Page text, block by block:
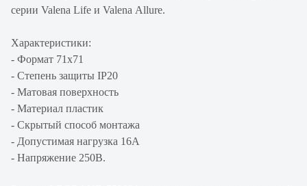
серии Valena Life и Valena Allure.
Характеристики:
- Формат 71х71
- Степень защиты IP20
- Матовая поверхность
- Материал пластик
- Скрытый способ монтажа
- Допустимая нагрузка 16A
- Напряжение 250В.